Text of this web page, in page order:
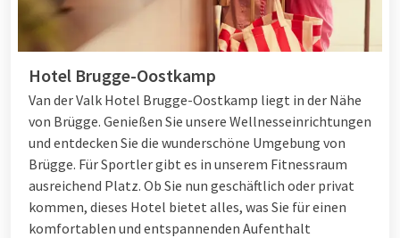
Hotel Brugge-Oostkamp
Van der Valk Hotel Brugge-Oostkamp liegt in der Nähe
von Brügge. Genießen Sie unsere Wellnesseinrichtungen
und entdecken Sie die wunderschöne Umgebung von
Brügge. Für Sportler gibt es in unserem Fitnessraum
ausreichend Platz. Ob Sie nun geschäftlich oder privat
kommen, dieses Hotel bietet alles, was Sie für einen
komfortablen und entspannenden Aufenthalt